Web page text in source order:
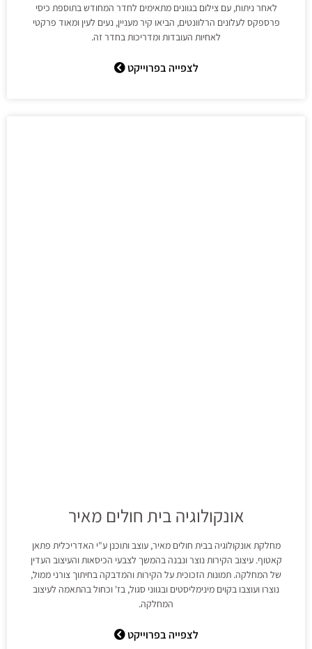
לאחר ניתוח, עם צילום בגוונים מתאימים לחדר המחודש בתוספת כיסי
פרספקס לעלונים הרלוונטים, הביאו קיר מעניין, נעים לעין ומאוד פרקטי
לאחיות העובדות ומדריכות בחדר זה.
לצפייה בפרוייקט
אונקולוגיה בית חולים מאיר
מחלקת אונקולוגיה בבית חולים מאיר, עוצב ותוכנן ע"י האדריכלית פתאן
קאטוף. עיצוב הקירות נוצר ונבנה בהמשך לצבעי הכיסאות והעיצוב העדין
של המחלקה. תמונות הזכוכית על הקירות והמדבקה בחיתוך צורני ממול,
נוצרו ועוצבו בקוים מינימליסטים ובגווני סגול, בז' וכחול בהתאמה לעיצוב
המחלקה.
לצפייה בפרוייקט